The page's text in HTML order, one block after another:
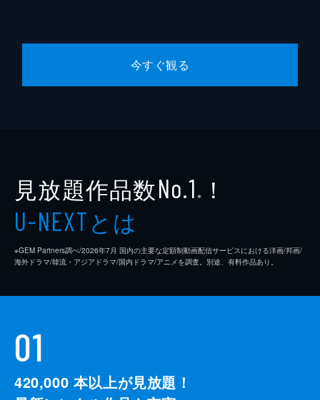
は、初めて料理を任される。
100分
今すぐ観る
見放題作品数No.1 ※ ！
U-NEXTとは
※GEM Partners調べ/2026年7⽉ 国内の主要な定額制動画配信サービスにおける洋画/邦画/
海外ドラマ/韓流・アジアドラマ/国内ドラマ/アニメを調査。別途、有料作品あり。
01
420,000 本以上が見放題！